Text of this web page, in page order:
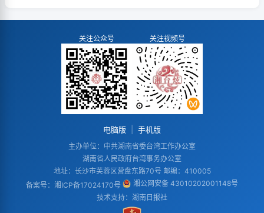
关注公众号 关注视频号
电脑版 手机版
主办单位：中共湖南省委台湾工作办公室
湖南省人民政府台湾事务办公室
地址：长沙市芙蓉区营盘东路70号 邮编：410005
备案号： 湘ICP备17024170号
湘公网安备 43010202001148号
技术支持：湖南日报社